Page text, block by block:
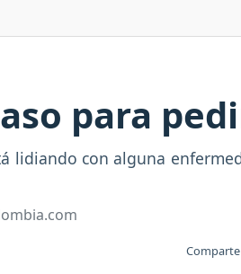
para
lidiando con alguna